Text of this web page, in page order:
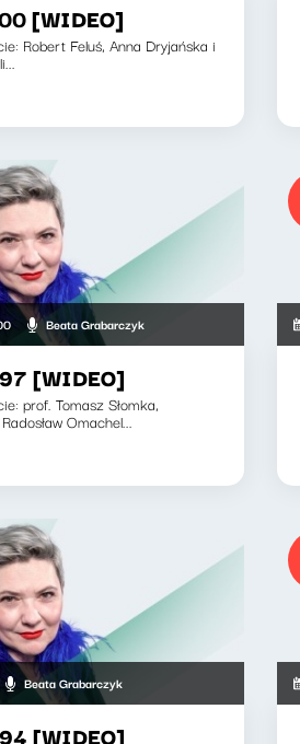
[WIDEO]
Robert Feluś, Anna Dryjańska i
Beata Grabarczyk
[WIDEO]
prof. Tomasz Słomka,
Omachel...
Beata Grabarczyk
[WIDEO]